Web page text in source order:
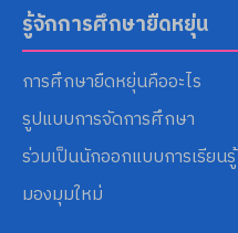
รู้จักการศึกษายืดหยุ่น
การศึกษายืดหยุ่นคืออะไร
รูปแบบการจัดการศึกษา
ร่วมเป็นนักออกแบบการเรียนรู้
มองมุมใหม่